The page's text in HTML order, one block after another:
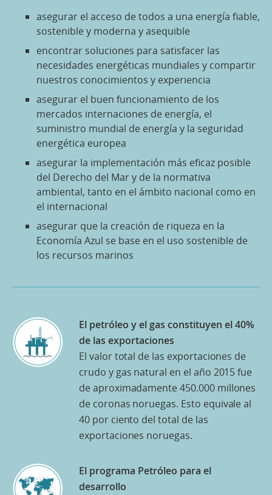
asegurar el acceso de todos a una energía fiable,
sostenible y moderna y asequible
encontrar soluciones para satisfacer las
necesidades energéticas mundiales y compartir
nuestros conocimientos y experiencia
asegurar el buen funcionamiento de los
mercados internaciones de energía, el
suministro mundial de energía y la seguridad
energética europea
asegurar la implementación más eficaz posible
del Derecho del Mar y de la normativa
ambiental, tanto en el ámbito nacional como en
el internacional
asegurar que la creación de riqueza en la
Economía Azul se base en el uso sostenible de
los recursos marinos
El petróleo y el gas constituyen el 40%
de las exportaciones
El valor total de las exportaciones de
crudo y gas natural en el año 2015 fue
de aproximadamente 450.000 millones
de coronas noruegas. Esto equivale al
40 por ciento del total de las
exportaciones noruegas.
El programa Petróleo para el
desarrollo